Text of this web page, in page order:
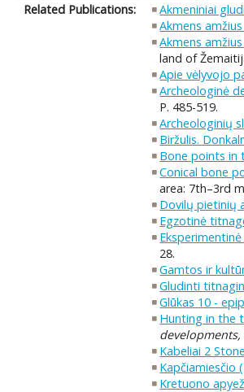
Related Publications: Akmeniniai
Akmens
Akmens
land of
Apie vėlyvojo
Archeologinė
P. 485-519.
Archeologinių
Biržulis.
Bone points in
Conical bone
area: 7th–3rd
Dovilų pietinių
Egzotinė
28.
Gamtos ir
Gludinti
Glūkas 10 -
Hunting in the
Kabeliai 2
Kapčiamiesčio
Kretuono